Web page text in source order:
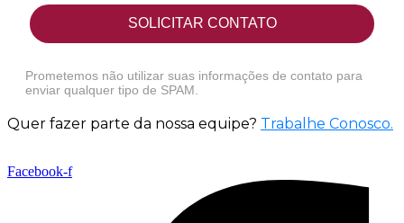
SOLICITAR CONTATO
Prometemos não utilizar suas informações de contato para
enviar qualquer tipo de SPAM.
Quer fazer parte da nossa equipe? Trabalhe Conosco.
Facebook-f